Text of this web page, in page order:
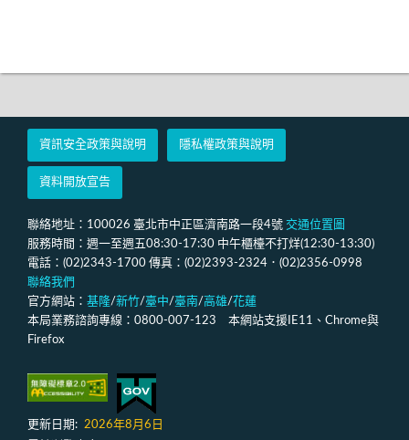
資訊安全政策與說明 隱私權政策與說明
資料開放宣告
聯絡地址：100026 臺北市中正區濟南路一段4號 交通位置圖
服務時間：週一至週五08:30-17:30 中午櫃檯不打烊(12:30-13:30)
電話：(02)2343-1700 傳真：(02)2393-2324．(02)2356-0998
聯絡我們
官方網站： 基隆/新竹/臺中/臺南/高雄/花蓮
本局業務諮詢專線：0800-007-123 本網站支援IE11、Chrome與
Firefox
更新日期: 2026年8月6日